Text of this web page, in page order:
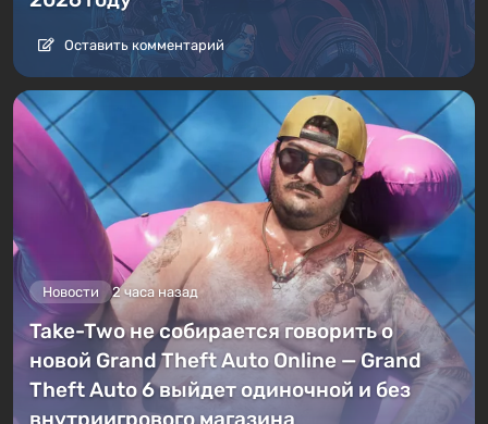
Оставить комментарий
Новости 2 часа назад
Take-Two не собирается говорить о
новой Grand Theft Auto Online — Grand
Theft Auto 6 выйдет одиночной и без
внутриигрового магазина